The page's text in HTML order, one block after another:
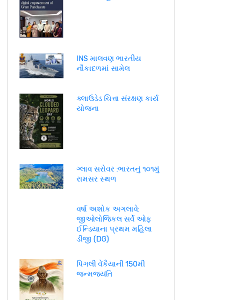
INS માલવણ ભારતીય
નૌકાદળમાં સામેલ
ક્લાઉડેડ ચિત્તા સંરક્ષણ કાર્ય
યોજના
ગ્લાવ સરોવર :ભારતનું ૧૦૧મું
રામસર સ્થળ
વર્ષા અશોક અગલાવે:
જીઓલોજિકલ સર્વે ઓફ
ઈન્ડિયાના પ્રથમ મહિલા
ડીજી (DG)
પિંગલી વેંકૈયાની 150મી
જન્મજયંતિ